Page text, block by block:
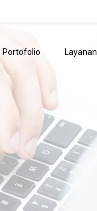
Portofolio Layanan